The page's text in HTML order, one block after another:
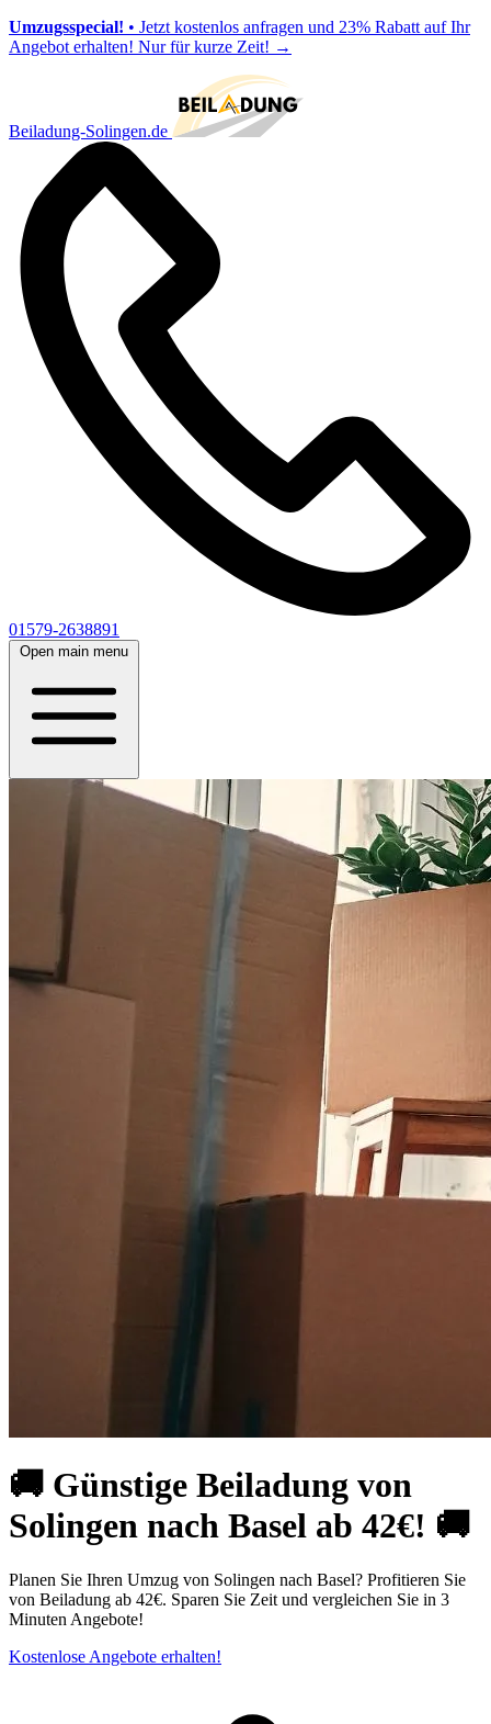
Umzugsspecial! • Jetzt kostenlos anfragen und 23% Rabatt auf Ihr
Angebot erhalten! Nur für kurze Zeit! →
Beiladung-Solingen.de
01579-2638891
Open main menu
🚚 Günstige Beiladung von
Solingen nach Basel ab 42€! 🚚
Planen Sie Ihren Umzug von Solingen nach Basel? Profitieren Sie
von Beiladung ab 42€. Sparen Sie Zeit und vergleichen Sie in 3
Minuten Angebote!
Kostenlose Angebote erhalten!